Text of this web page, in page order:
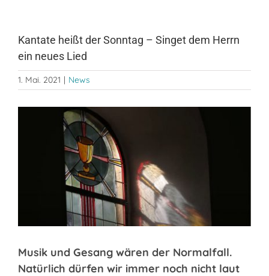
Kantate heißt der Sonntag – Singet dem Herrn
ein neues Lied
1. Mai. 2021 | News
grösseres
Musik und Gesang wären der Normalfall.
Natürlich dürfen wir immer noch nicht laut